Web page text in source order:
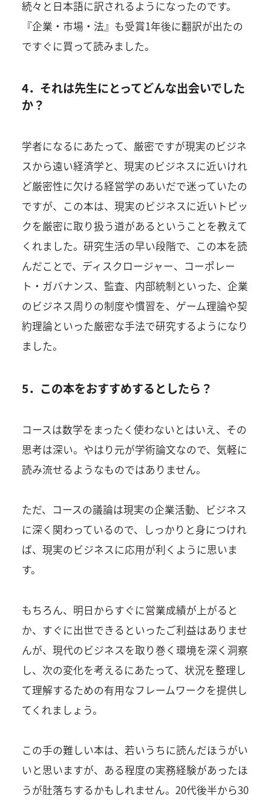
続々と日本語に訳されるようになったのです。
『企業・市場・法』も受賞1年後に翻訳が出たの
ですぐに買って読みました。
4．それは先生にとってどんな出会いでした
か？
学者になるにあたって、厳密ですが現実のビジネ
スから遠い経済学と、現実のビジネスに近いけれ
ど厳密性に欠ける経営学のあいだで迷っていたの
ですが、この本は、現実のビジネスに近いトピッ
クを厳密に取り扱う道があるということを教えて
くれました。研究生活の早い段階で、この本を読
んだことで、ディスクロージャー、コーポレー
ト・ガバナンス、監査、内部統制といった、企業
のビジネス周りの制度や慣習を、ゲーム理論や契
約理論といった厳密な手法で研究するようになり
ました。
5．この本をおすすめするとしたら？
コースは数学をまったく使わないとはいえ、その
思考は深い。やはり元が学術論文なので、気軽に
読み流せるようなものではありません。
ただ、コースの議論は現実の企業活動、ビジネス
に深く関わっているので、しっかりと身につけれ
ば、現実のビジネスに応用が利くように思いま
す。
もちろん、明日からすぐに営業成績が上がると
か、すぐに出世できるといったご利益はありませ
んが、現代のビジネスを取り巻く環境を深く洞察
し、次の変化を考えるにあたって、状況を整理し
て理解するための有用なフレームワークを提供し
てくれましょう。
この手の難しい本は、若いうちに読んだほうがい
いと思いますが、ある程度の実務経験があったほ
うが肚落ちするかもしれません。20代後半から30